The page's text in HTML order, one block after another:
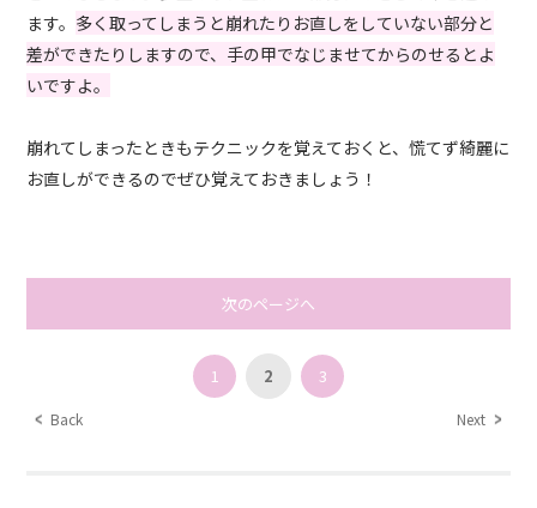
ます。 多く取ってしまうと崩れたりお直しをしていない部分と
差ができたりしますので、手の甲でなじませてからのせるとよ
いですよ。
崩れてしまったときもテクニックを覚えておくと、慌てず綺麗に
お直しができるのでぜひ覚えておきましょう！
次のページへ
Back
1 2 3
Next